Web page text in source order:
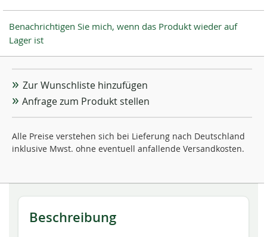
Benachrichtigen Sie mich, wenn das Produkt wieder auf
Lager ist
Zur Wunschliste hinzufügen
Anfrage zum Produkt stellen
Alle Preise verstehen sich bei Lieferung nach Deutschland
inklusive Mwst. ohne eventuell anfallende Versandkosten.
Beschreibung